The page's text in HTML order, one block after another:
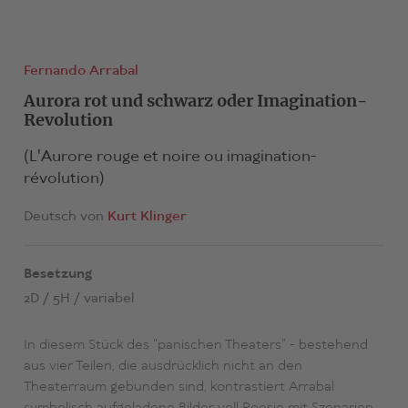
Fernando Arrabal
Aurora rot und schwarz oder Imagination-
Revolution
(L'Aurore rouge et noire ou imagination-
révolution)
Deutsch von Kurt Klinger
Besetzung
2D / 5H / variabel
In diesem Stück des "panischen Theaters" - bestehend
aus vier Teilen, die ausdrücklich nicht an den
Theaterraum gebunden sind, kontrastiert Arrabal